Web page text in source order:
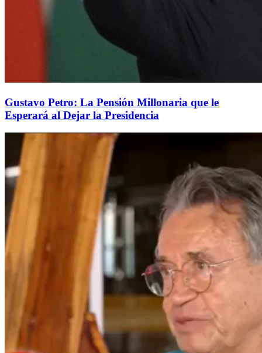
Gustavo Petro: La Pensión Millonaria que le
Esperará al Dejar la Presidencia